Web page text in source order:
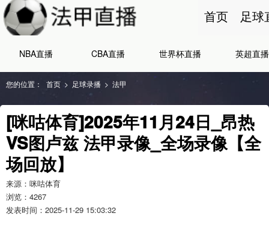
首页 足球
NBA直播 CBA直播 世界杯直播 英超直播
您的位置： 首页 > 足球录播 > 法甲
[咪咕体育]2025年11月24日_昂热
VS图卢兹 法甲录像_全场录像【全
场回放】
来源：咪咕体育
浏览： 4267
发表时间：2025-11-29 15:03:32